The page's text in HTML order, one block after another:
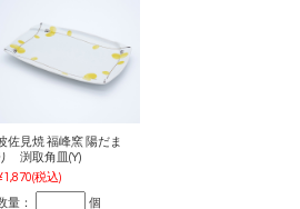
佐見焼 福峰窯 陽だま
渕取角皿(Y)
(税込)
量： 個